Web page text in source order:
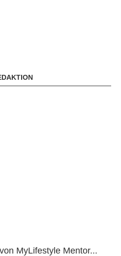
MyLifestyle Mentor...